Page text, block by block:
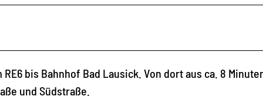
bis Bahnhof Bad Lausick. Von dort aus ca. 8
und Südstraße.